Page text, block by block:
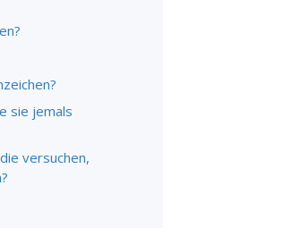
sie jemals
versuchen,